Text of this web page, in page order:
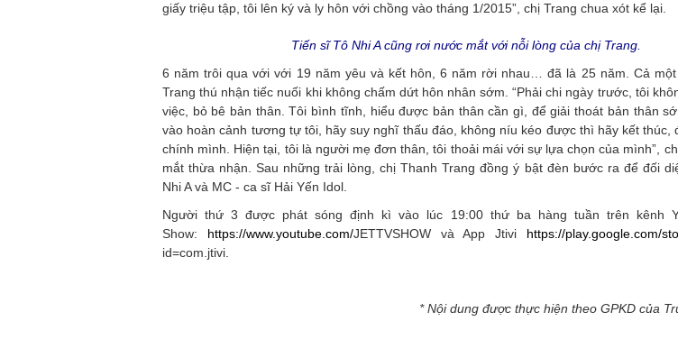
giấy triệu tập, tôi lên ký và ly hôn với chồng vào tháng 1/2015”, chị Trang chua xót kể lại.
Tiến sĩ Tô Nhi A cũng rơi nước mắt với nỗi lòng của chị Trang.
6 năm trôi qua với với 19 năm yêu và kết hôn, 6 năm rời nhau… đã là 25 năm. Cả
Trang thú nhận tiếc nuối khi không chấm dứt hôn nhân sớm. “Phải chi ngày trước, tôi
việc, bỏ bê bản thân. Tôi bình tĩnh, hiểu được bản thân cần gì, để giải thoát bản thân
vào hoàn cảnh tương tự tôi, hãy suy nghĩ thấu đáo, không níu kéo được thì hãy kết thúc,
chính mình. Hiện tại, tôi là người mẹ đơn thân, tôi thoải mái với sự lựa chọn của mình”,
mắt thừa nhận. Sau những trải lòng, chị Thanh Trang đồng ý bật đèn bước ra để đối
Nhi A và MC - ca sĩ Hải Yến Idol.
Người thứ 3 được phát sóng định kì vào lúc 19:00 thứ ba hàng tuần trên kênh
Show: https://www.youtube.com/JETTVSHOW và App Jtivi https://play.google.com/
id=com.jtivi.
* Nội dung được thực hiện theo GPKD của